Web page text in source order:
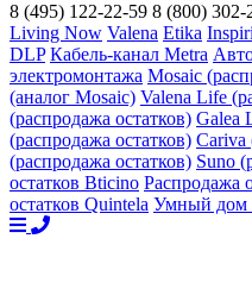
8 (495) 122-22-59 8 (800) 302-
Living Now Valena Etika
DLP Кабель-канал Metra
электромонтажа Mosaic
(аналог Mosaic) Valena Life
(распродажа остатков) Galea
(распродажа остатков) Cariva
(распродажа остатков) Suno
остатков Bticino Распродажа
остатков Quintela Умный дом